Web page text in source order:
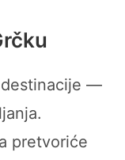
destinacije —
pretvoriće